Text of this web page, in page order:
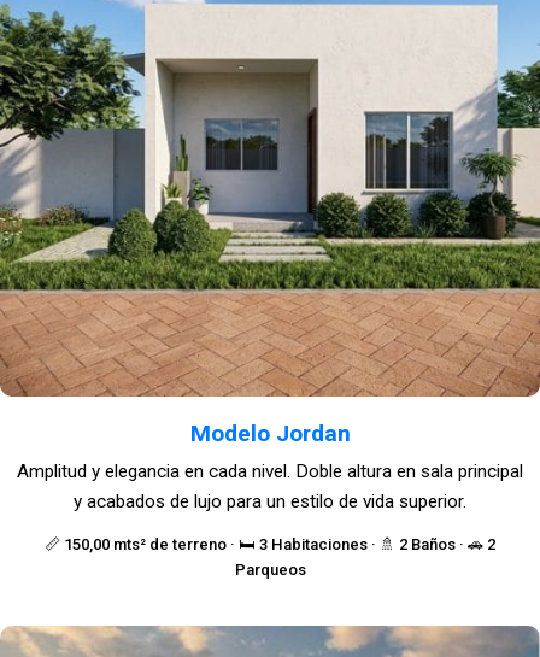
Modelo Jordan
📏 150,00 mts² de terreno · 🛏️ 3 Habitaciones · 🚿 2 Baños · 🚗 2
Parqueos
Amplitud y elegancia en cada nivel. Doble altura en sala principal
y acabados de lujo para un estilo de vida superior.